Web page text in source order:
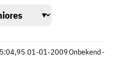
Onbekend-
01-01-2009